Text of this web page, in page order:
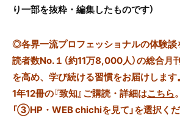
り一部を抜粋・編集したものです）
◎各界一流プロフェッショナルの体験
読者数No.１（約11万8,000人）の総合月
を高め、学び続ける習慣をお届けします。
1年12冊の『致知』ご購読・詳細はこちら。
「③HP・WEB chichiを見て」を選択く